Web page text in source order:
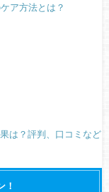
ア方法とは？
は？評判、口コミなど
！